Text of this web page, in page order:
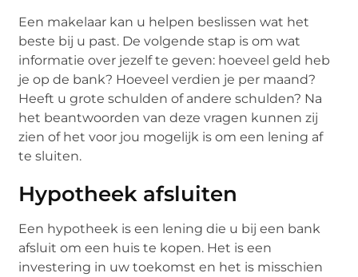
Een makelaar kan u helpen beslissen wat het
beste bij u past. De volgende stap is om wat
informatie over jezelf te geven: hoeveel geld heb
je op de bank? Hoeveel verdien je per maand?
Heeft u grote schulden of andere schulden? Na
het beantwoorden van deze vragen kunnen zij
zien of het voor jou mogelijk is om een ​​lening af
te sluiten.
Hypotheek afsluiten
Een hypotheek is een lening die u bij een bank
afsluit om een ​​huis te kopen. Het is een
investering in uw toekomst en het is misschien